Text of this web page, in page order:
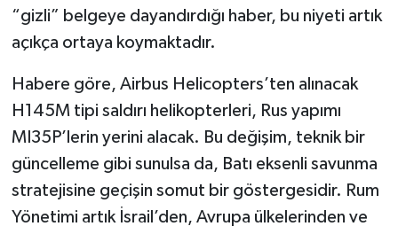
“gizli” belgeye dayandırdığı haber, bu niyeti artık
açıkça ortaya koymaktadır.
Habere göre, Airbus Helicopters’ten alınacak
H145M tipi saldırı helikopterleri, Rus yapımı
MI35P’lerin yerini alacak. Bu değişim, teknik bir
güncelleme gibi sunulsa da, Batı eksenli savunma
stratejisine geçişin somut bir göstergesidir. Rum
Yönetimi artık İsrail’den, Avrupa ülkelerinden ve